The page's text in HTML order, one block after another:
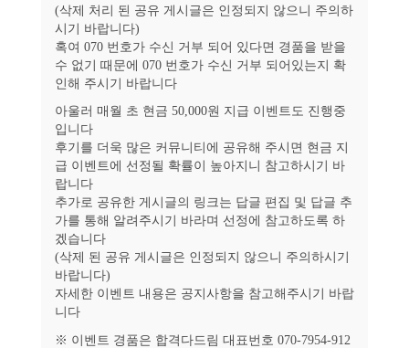
(삭제 처리 된 공유 게시글은 인정되지 않으니 주의하
시기 바랍니다)
혹여 070 번호가 수신 거부 되어 있다면 경품을 받을
수 없기 때문에 070 번호가 수신 거부 되어있는지 확
인해 주시기 바랍니다
아울러 매월 초 현금 50,000원 지급 이벤트도 진행중
입니다
후기를 더욱 많은 커뮤니티에 공유해 주시면 현금 지
급 이벤트에 선정될 확률이 높아지니 참고하시기 바
랍니다
추가로 공유한 게시글의 링크는 답글 편집 및 답글 추
가를 통해 알려주시기 바라며 선정에 참고하도록 하
겠습니다
(삭제 된 공유 게시글은 인정되지 않으니 주의하시기
바랍니다)
자세한 이벤트 내용은 공지사항을 참고해주시기 바랍
니다
※ 이벤트 경품은 합격다드림 대표번호 070-7954-912